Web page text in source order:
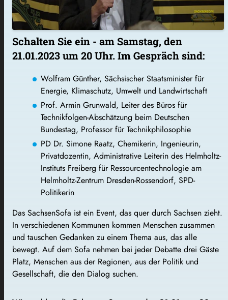
Schalten Sie ein - am Samstag, den
21.01.2023 um 20 Uhr. Im Gespräch sind:
Wolfram Günther, Sächsischer Staatsminister für
Energie, Klimaschutz, Umwelt und Landwirtschaft
Prof. Armin Grunwald, Leiter des Büros für
Technikfolgen-Abschätzung beim Deutschen
Bundestag, Professor für Technikphilosophie
PD Dr. Simone Raatz, Chemikerin, Ingenieurin,
Privatdozentin, Administrative Leiterin des Helmholtz-
Instituts Freiberg für Ressourcentechnologie am
Helmholtz-Zentrum Dresden-Rossendorf, SPD-
Politikerin
Das SachsenSofa ist ein Event, das quer durch Sachsen zieht.
In verschiedenen Kommunen kommen Menschen zusammen
und tauschen Gedanken zu einem Thema aus, das alle
bewegt. Auf dem Sofa nehmen bei jeder Debatte drei Gäste
Platz, Menschen aus der Regionen, aus der Politik und
Gesellschaft, die den Dialog suchen.